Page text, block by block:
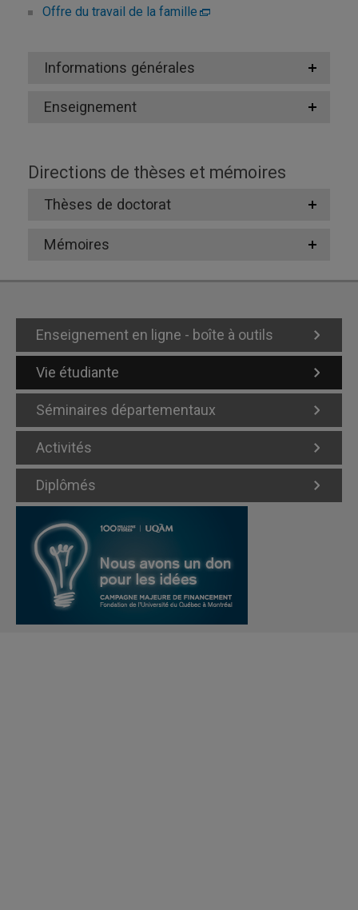
Offre du travail de la famille
Informations générales
Enseignement
Directions de thèses et mémoires
Thèses de doctorat
Mémoires
Enseignement en ligne - boîte à outils
Vie étudiante
Séminaires départementaux
Activités
Diplômés